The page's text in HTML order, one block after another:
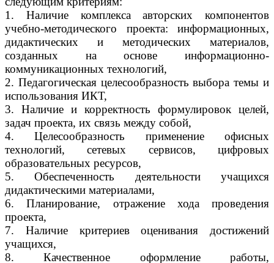
1. Наличие комплекса авторских компонентов
учебно-методического проекта: информационных,
дидактических и методических материалов,
созданных на основе информационно-
коммуникационных технологий,
2. Педагогическая целесообразность выбора темы и
использования ИКТ,
3. Наличие и корректность формулировок целей,
задач проекта, их связь между собой,
4. Целесообразность применение офисных
технологий, сетевых сервисов, цифровых
образовательных ресурсов,
5. Обеспеченность деятельности учащихся
дидактическими материалами,
6. Планирование, отражение хода проведения
проекта,
7. Наличие критериев оценивания достижений
учащихся,
8. Качественное оформление работы,